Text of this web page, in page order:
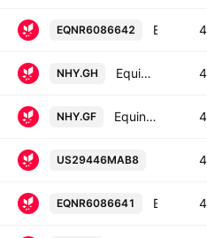
EQNR6086642
NHY.GH Equinor ASA 7.15% 15-JAN-2029
NHY.GF Equinor ASA 6.8% 15-JAN-2028
US29446MAB8
EQNR6086641